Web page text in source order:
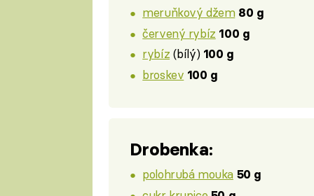
meruňkový džem 80 g
červený rybíz 100 g
rybíz (bílý) 100 g
broskev 100 g
Drobenka:
polohrubá mouka 50 g